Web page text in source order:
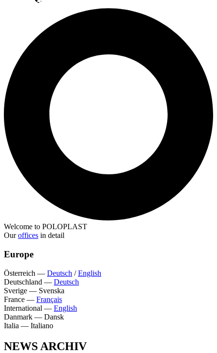
Welcome to POLOPLAST
Ouroffices in detail
Europe
Österreich — Deutsch /English
Deutschland — Deutsch
Sverige — Svenska
France — Français
International — English
Danmark — Dansk
Italia — Italiano
NEWS ARCHIV